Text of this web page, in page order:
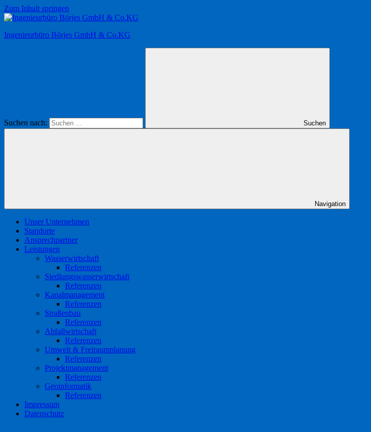
Zum Inhalt springen
Ingenieurbüro Börjes GmbH & Co.KG
Suchen nach: Suchen
Navigation
Unser Unternehmen
Standorte
Ansprechpartner
Leistungen
Wasserwirtschaft
Referenzen
Siedlungswasserwirtschaft
Referenzen
Kanalmanagement
Referenzen
Straßenbau
Referenzen
Abfallwirtschaft
Referenzen
Umwelt & Freiraumplanung
Referenzen
Projektmanagement
Referenzen
Geoinformatik
Referenzen
Impressum
Datenschutz